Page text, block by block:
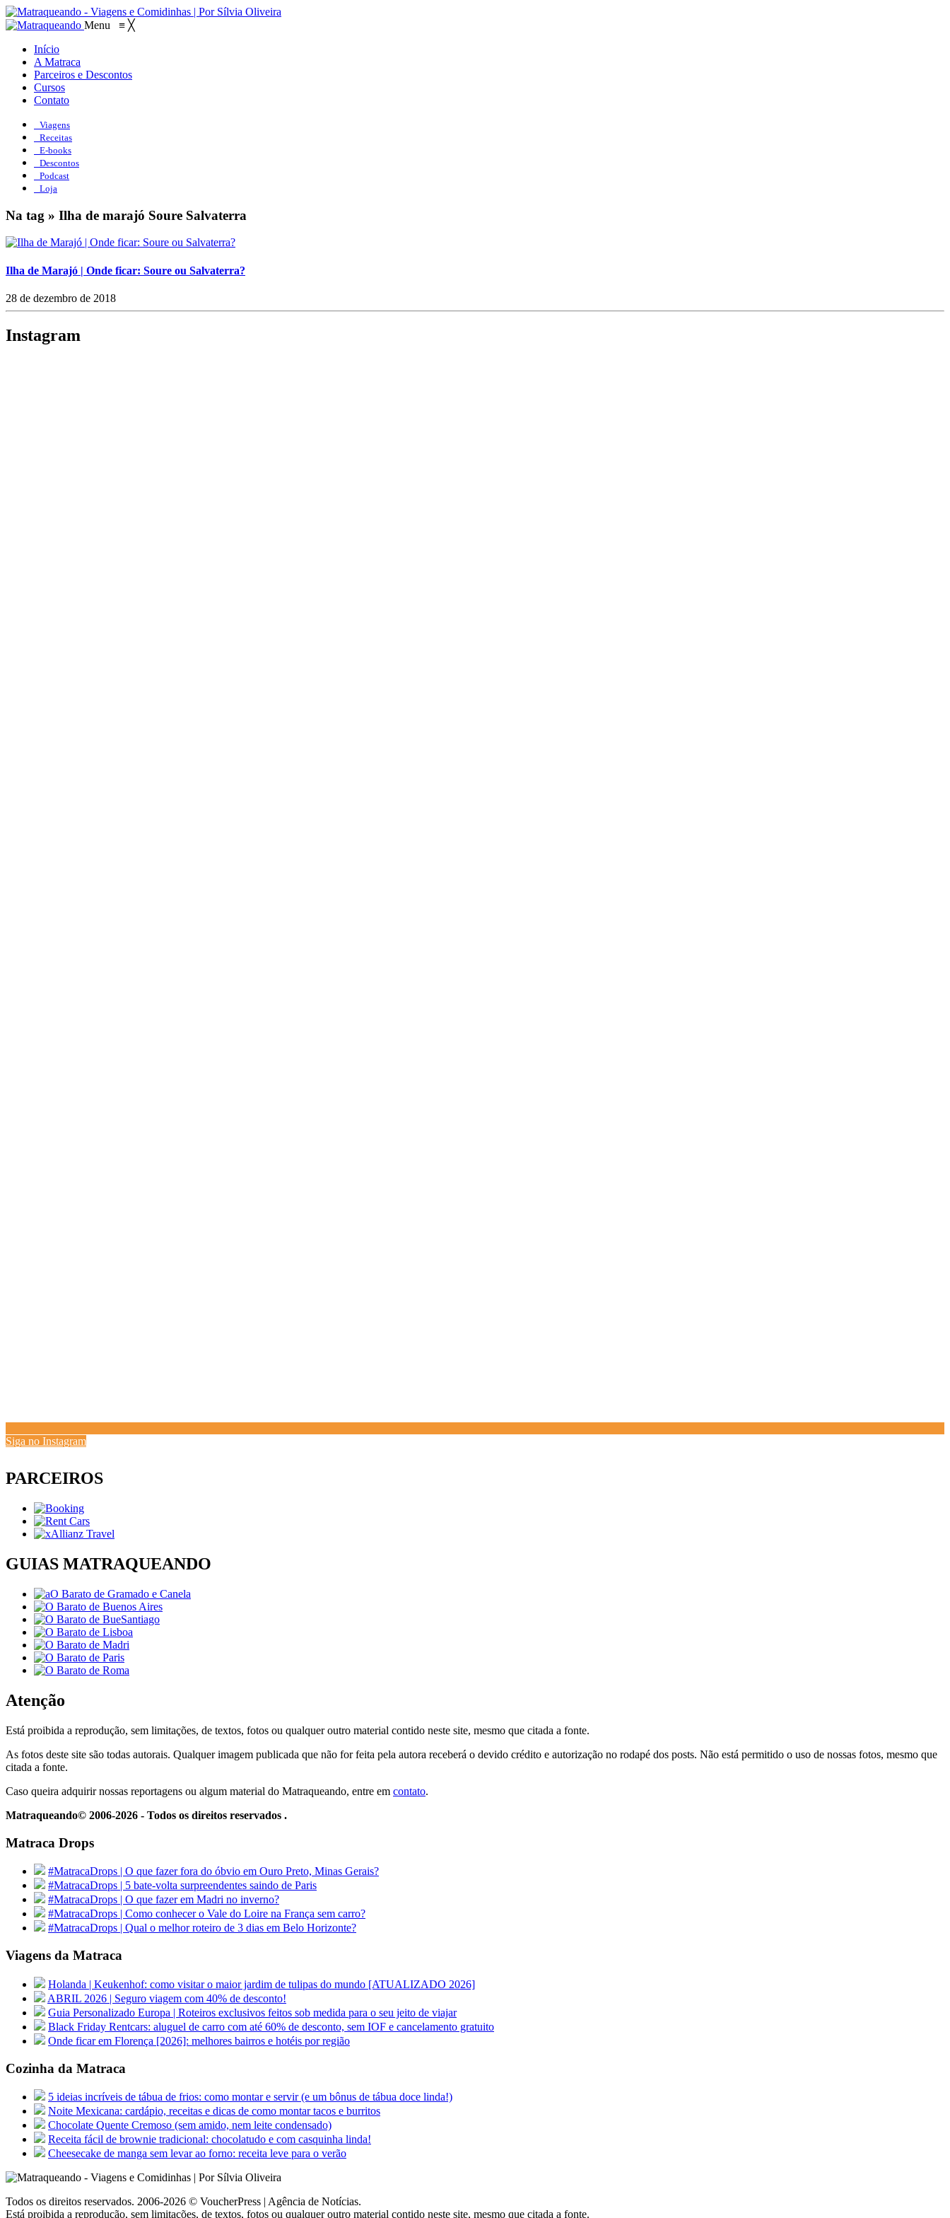
Menu ≡ ╳
Início
A Matraca
Parceiros e Descontos
Cursos
Contato
Viagens
Receitas
E-books
Descontos
Podcast
Loja
Na tag » Ilha de marajó Soure Salvaterra
Ilha de Marajó | Onde ficar: Soure ou Salvaterra?
28 de dezembro de 2018
Instagram
Siga no Instagram
PARCEIROS
GUIAS MATRAQUEANDO
Atenção
Está proibida a reprodução, sem limitações, de textos, fotos ou qualquer outro material contido neste site, mesmo que citada a fonte.
As fotos deste site são todas autorais. Qualquer imagem publicada que não for feita pela autora receberá o devido crédito e autorização no rodapé dos posts. Não está permitido o uso de nossas fotos, mesmo que
citada a fonte.
Caso queira adquirir nossas reportagens ou algum material do Matraqueando, entre em contato.
Matraqueando© 2006-2026 - Todos os direitos reservados .
Matraca Drops
#MatracaDrops | O que fazer fora do óbvio em Ouro Preto, Minas Gerais?
#MatracaDrops | 5 bate-volta surpreendentes saindo de Paris
#MatracaDrops | O que fazer em Madri no inverno?
#MatracaDrops | Como conhecer o Vale do Loire na França sem carro?
#MatracaDrops | Qual o melhor roteiro de 3 dias em Belo Horizonte?
Viagens da Matraca
Holanda | Keukenhof: como visitar o maior jardim de tulipas do mundo [ATUALIZADO 2026]
ABRIL 2026 | Seguro viagem com 40% de desconto!
Guia Personalizado Europa | Roteiros exclusivos feitos sob medida para o seu jeito de viajar
Black Friday Rentcars: aluguel de carro com até 60% de desconto, sem IOF e cancelamento gratuito
Onde ficar em Florença [2026]: melhores bairros e hotéis por região
Cozinha da Matraca
5 ideias incríveis de tábua de frios: como montar e servir (e um bônus de tábua doce linda!)
Noite Mexicana: cardápio, receitas e dicas de como montar tacos e burritos
Chocolate Quente Cremoso (sem amido, nem leite condensado)
Receita fácil de brownie tradicional: chocolatudo e com casquinha linda!
Cheesecake de manga sem levar ao forno: receita leve para o verão
Todos os direitos reservados. 2006-2026 © VoucherPress | Agência de Notícias.
Está proibida a reprodução, sem limitações, de textos, fotos ou qualquer outro material contido neste site, mesmo que citada a fonte.